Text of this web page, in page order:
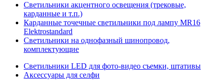
Светильники акцентного освещения (трековые,
карданные и т.п.)
Карданные точечные светильники под лампу MR16
Elektrostandard
Светильники на однофазный шинопровод,
комплектующие
Светильники LED для фото-видео съемки, штативы
Аксессуары для селфи